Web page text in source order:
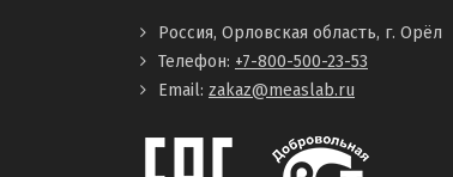
Россия, Орловская область, г. Орёл
Телефон: +7-800-500-23-53
Email: zakaz@measlab.ru